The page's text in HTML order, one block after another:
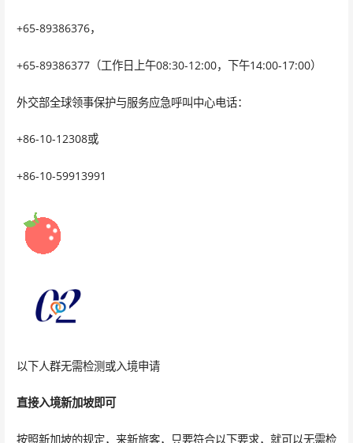
+65-89386376，
+65-89386377（工作日上午08:30-12:00，下午14:00-17:00）
外交部全球领事保护与服务应急呼叫中心电话：
+86-10-12308或
+86-10-59913991
以下人群无需检测或入境申请
直接入境新加坡即可
按照新加坡的规定，来新旅客，只要符合以下要求，就可以无需检